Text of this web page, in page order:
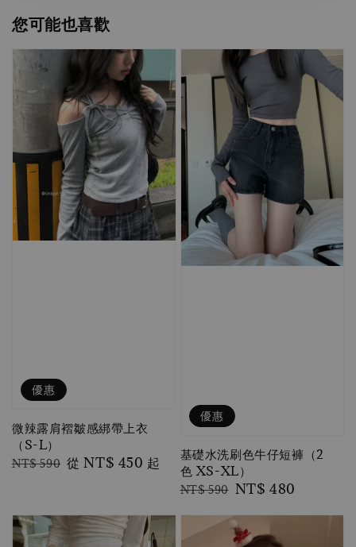
您可能也喜歡
優惠
微辣露肩褶皺感綁帶上衣
（S-L）
Regular
NT$ 590 Sale
從NT$ 450 起
優惠
基礎水洗刷色牛仔短褲（2
色 XS-XL）
Regular
NT$ 590 Sale
NT$ 480